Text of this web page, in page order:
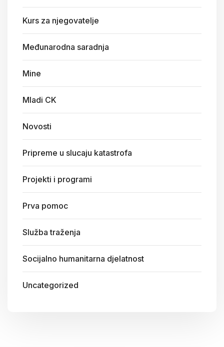
Kurs za njegovatelje
Međunarodna saradnja
Mine
Mladi CK
Novosti
Pripreme u slucaju katastrofa
Projekti i programi
Prva pomoc
Služba traženja
Socijalno humanitarna djelatnost
Uncategorized